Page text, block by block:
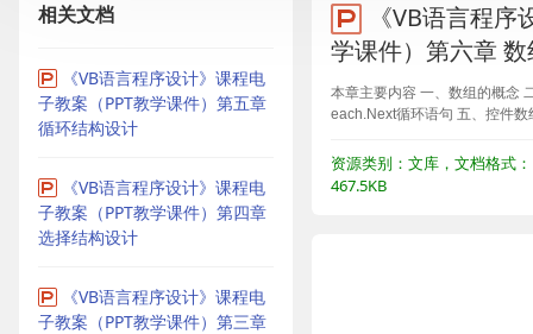
相关文档
《VB语言程序设计》课程电
子教案（PPT教学课件）第五章
循环结构设计
《VB语言程序设计》课程电
子教案（PPT教学课件）第四章
选择结构设计
《VB语言程序设计》课程电
子教案（PPT教学课件）第三章
《VB语言程
学课件）第六章 数
本章主要内容 一、数组的概念
each.Next循环语句 五、控件数
资源类别：文库，文档格式
467.5KB